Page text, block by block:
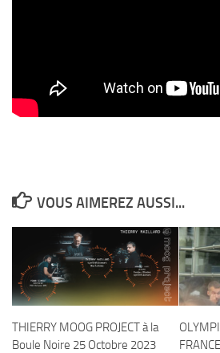
VOUS AIMEREZ AUSSI...
THIERRY MOOG PROJECT à la
Boule Noire 25 Octobre 2023